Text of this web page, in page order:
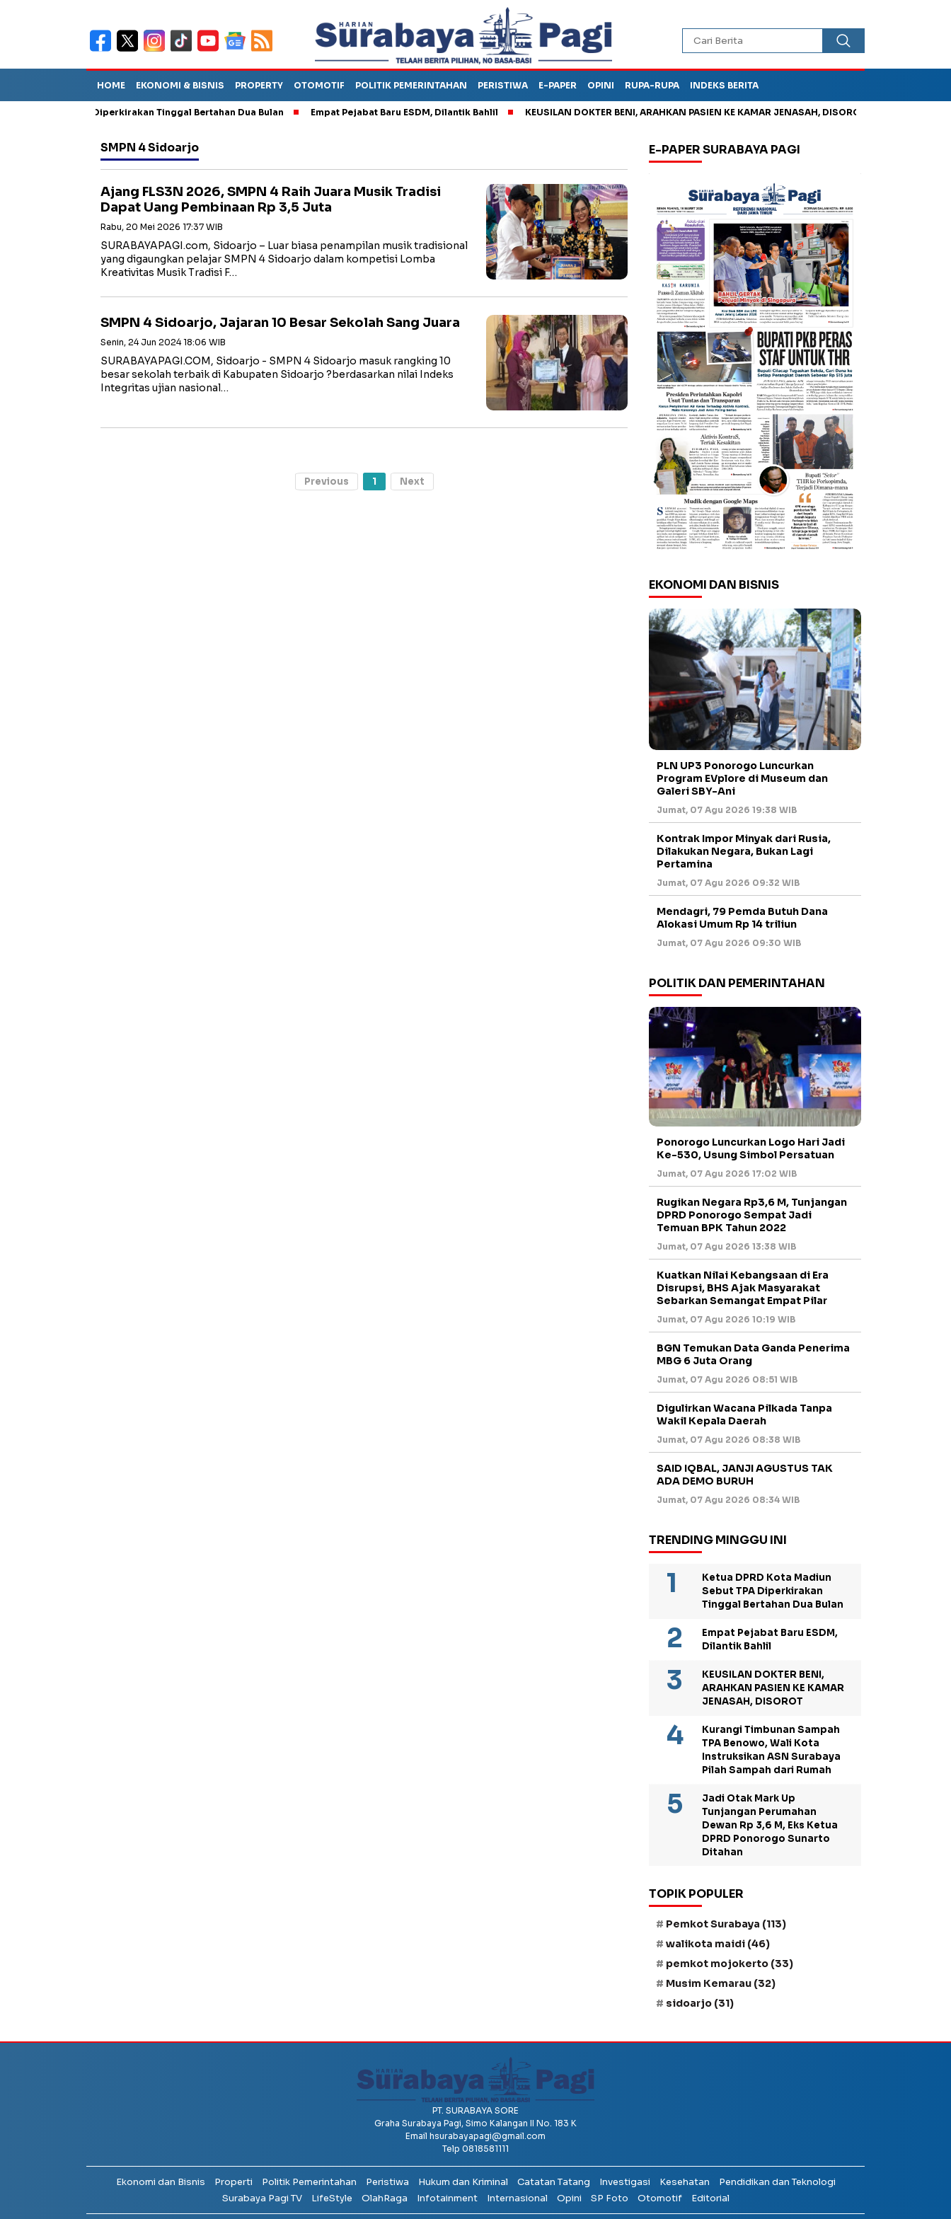
HOME EKONOMI & BISNIS PROPERTY OTOMOTIF POLITIK PEMERINTAHAN PERISTIWA E-PAPER OPINI RUPA-RUPA INDEKS BERITA
Sebut TPA Diperkirakan Tinggal Bertahan Dua Bulan Empat Pejabat Baru ESDM, Dilantik Bahlil KEUSILAN DOKTER BENI, ARAHKAN PASIEN KE KAMAR JENASAH, DISOROT
SMPN 4 Sidoarjo
Ajang FLS3N 2026, SMPN 4 Raih Juara Musik Tradisi
Dapat Uang Pembinaan Rp 3,5 Juta
Rabu, 20 Mei 2026 17:37 WIB
SURABAYAPAGI.com, Sidoarjo – Luar biasa penampilan musik tradisional
yang digaungkan pelajar SMPN 4 Sidoarjo dalam kompetisi Lomba
Kreativitas Musik Tradisi F…
SMPN 4 Sidoarjo, Jajaran 10 Besar Sekolah Sang Juara
Senin, 24 Jun 2024 18:06 WIB
SURABAYAPAGI.COM, Sidoarjo - SMPN 4 Sidoarjo masuk rangking 10
besar sekolah terbaik di Kabupaten Sidoarjo ?berdasarkan nilai Indeks
Integritas ujian nasional…
Previous 1 Next
E-PAPER SURABAYA PAGI
EKONOMI DAN BISNIS
PLN UP3 Ponorogo Luncurkan
Program EVplore di Museum dan
Galeri SBY-Ani
Jumat, 07 Agu 2026 19:38 WIB
Kontrak Impor Minyak dari Rusia,
Dilakukan Negara, Bukan Lagi
Pertamina
Jumat, 07 Agu 2026 09:32 WIB
Mendagri, 79 Pemda Butuh Dana
Alokasi Umum Rp 14 triliun
Jumat, 07 Agu 2026 09:30 WIB
POLITIK DAN PEMERINTAHAN
Ponorogo Luncurkan Logo Hari Jadi
Ke-530, Usung Simbol Persatuan
Jumat, 07 Agu 2026 17:02 WIB
Rugikan Negara Rp3,6 M, Tunjangan
DPRD Ponorogo Sempat Jadi
Temuan BPK Tahun 2022
Jumat, 07 Agu 2026 13:38 WIB
Kuatkan Nilai Kebangsaan di Era
Disrupsi, BHS Ajak Masyarakat
Sebarkan Semangat Empat Pilar
Jumat, 07 Agu 2026 10:19 WIB
BGN Temukan Data Ganda Penerima
MBG 6 Juta Orang
Jumat, 07 Agu 2026 08:51 WIB
Digulirkan Wacana Pilkada Tanpa
Wakil Kepala Daerah
Jumat, 07 Agu 2026 08:38 WIB
SAID IQBAL, JANJI AGUSTUS TAK
ADA DEMO BURUH
Jumat, 07 Agu 2026 08:34 WIB
TRENDING MINGGU INI
Ketua DPRD Kota Madiun
Sebut TPA Diperkirakan
Tinggal Bertahan Dua Bulan
Empat Pejabat Baru ESDM,
Dilantik Bahlil
KEUSILAN DOKTER BENI,
ARAHKAN PASIEN KE KAMAR
JENASAH, DISOROT
Kurangi Timbunan Sampah
TPA Benowo, Wali Kota
Instruksikan ASN Surabaya
Pilah Sampah dari Rumah
Jadi Otak Mark Up
Tunjangan Perumahan
Dewan Rp 3,6 M, Eks Ketua
DPRD Ponorogo Sunarto
Ditahan
TOPIK POPULER
Pemkot Surabaya (113)
walikota maidi (46)
pemkot mojokerto (33)
Musim Kemarau (32)
sidoarjo (31)
PT. SURABAYA SORE
Graha Surabaya Pagi, Simo Kalangan II No. 183 K
Email hsurabayapagi@gmail.com
Telp 0818581111
Ekonomi dan Bisnis Properti Politik Pemerintahan Peristiwa Hukum dan Kriminal Catatan Tatang Investigasi Kesehatan
Pendidikan dan Teknologi
Surabaya Pagi TV
LifeStyle OlahRaga Infotainment Internasional Opini SP Foto Otomotif Editorial